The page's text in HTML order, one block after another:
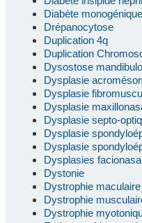
Diabète
Drépanocytose
Duplication 4q
Duplication
Dysostose
Dysplasie
Dysplasie
Dysplasie
Dysplasie septo-
Dysplasie
Dysplasie
Dysplasies
Dystonie
Dystrophie
Dystrophie
Dystrophie